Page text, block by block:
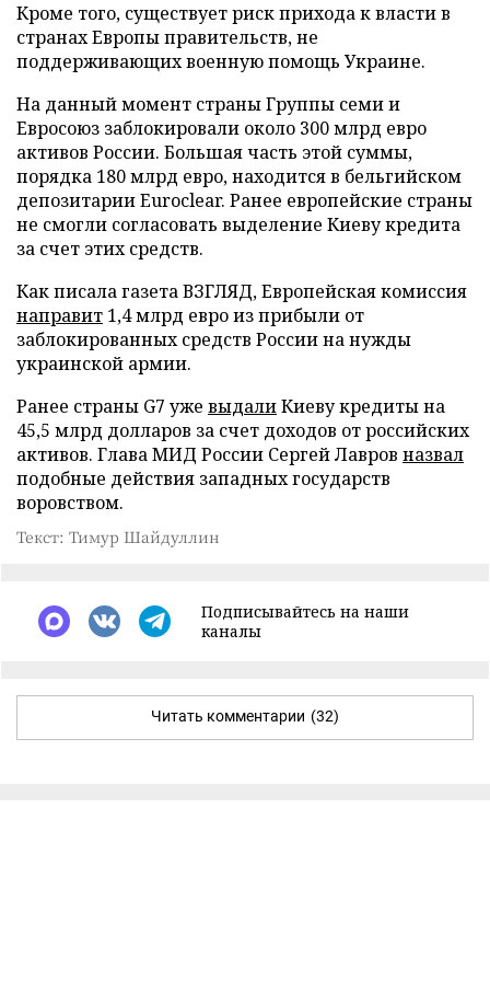
Кроме того, существует риск прихода к власти в
странах Европы правительств, не
поддерживающих военную помощь Украине.
На данный момент страны Группы семи и
Евросоюз заблокировали около 300 млрд евро
активов России. Большая часть этой суммы,
порядка 180 млрд евро, находится в бельгийском
депозитарии Euroclear. Ранее европейские страны
не смогли согласовать выделение Киеву кредита
за счет этих средств.
Как писала газета ВЗГЛЯД, Европейская комиссия
направит 1,4 млрд евро из прибыли от
заблокированных средств России на нужды
украинской армии.
Ранее страны G7 уже выдалиКиеву кредиты на
45,5 млрд долларов за счет доходов от российских
активов. Глава МИД России Сергей Лавров назвал
подобные действия западных государств
воровством.
Текст: Тимур Шайдуллин
Подписывайтесь на наши
каналы
Читать комментарии (32)